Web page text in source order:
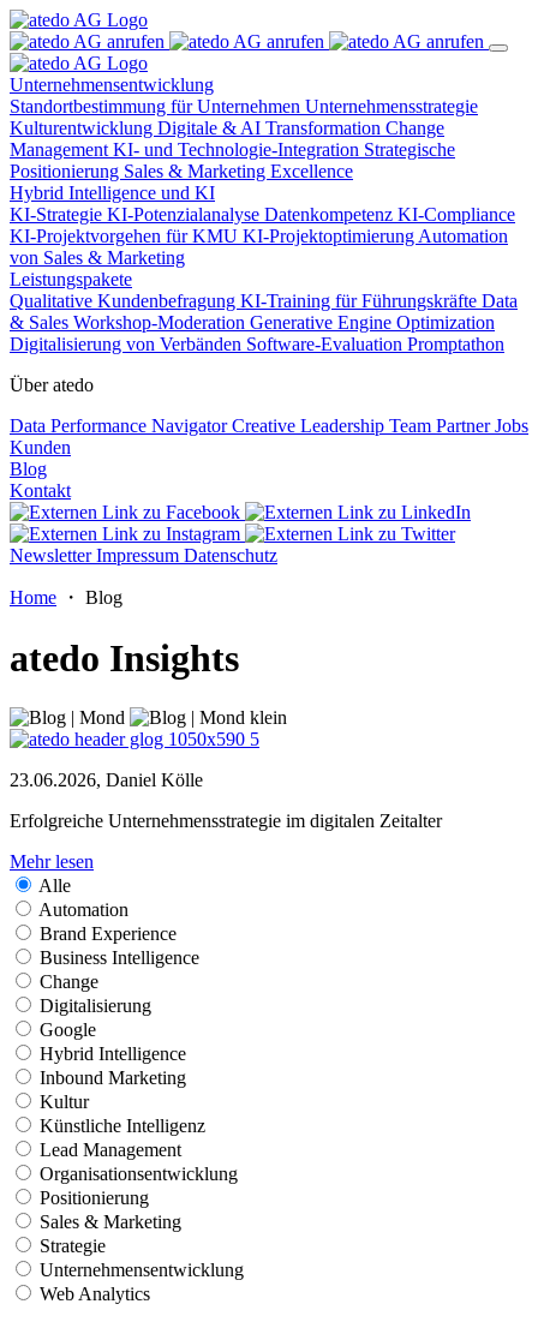
Unternehmensentwicklung
Standortbestimmung für Unternehmen Unternehmensstrategie
Kulturentwicklung Digitale & AI Transformation Change
Management KI- und Technologie-Integration Strategische
Positionierung Sales & Marketing Excellence
Hybrid Intelligence und KI
KI-Strategie KI-Potenzialanalyse Datenkompetenz KI-Compliance
KI-Projektvorgehen für KMU KI-Projektoptimierung Automation
von Sales & Marketing
Leistungspakete
Qualitative Kundenbefragung KI-Training für Führungskräfte Data
& Sales Workshop-Moderation Generative Engine Optimization
Digitalisierung von Verbänden Software-Evaluation Promptathon
Über atedo
Data Performance NavigatorCreative Leadership Team PartnerJobs
Kunden
Blog
Kontakt
NewsletterImpressum Datenschutz
Home ・ Blog
atedo Insights
23.06.2026, Daniel Kölle
Erfolgreiche Unternehmensstrategie im digitalen Zeitalter
Mehr lesen
Alle
Automation
Brand Experience
Business Intelligence
Change
Digitalisierung
Google
Hybrid Intelligence
Inbound Marketing
Kultur
Künstliche Intelligenz
Lead Management
Organisationsentwicklung
Positionierung
Sales & Marketing
Strategie
Unternehmensentwicklung
Web Analytics